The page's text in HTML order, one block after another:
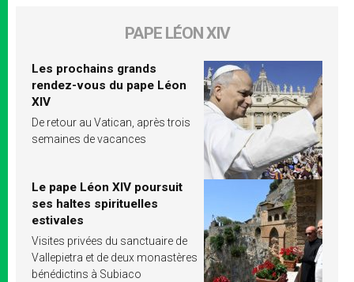
PAPE LÉON XIV
Les prochains grands
rendez-vous du pape Léon
XIV
De retour au Vatican, après trois
semaines de vacances
Le pape Léon XIV poursuit
ses haltes spirituelles
estivales
Visites privées du sanctuaire de
Vallepietra et de deux monastères
bénédictins à Subiaco